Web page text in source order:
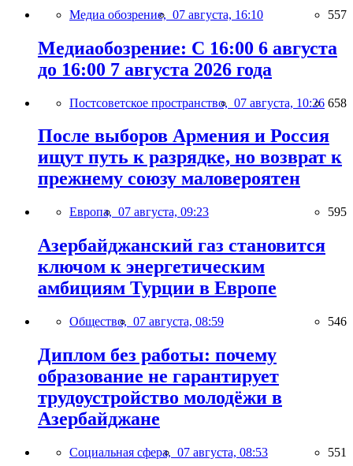
Медиа обозрение, 07 августа, 16:10 557
Медиаобозрение: С 16:00 6 августа
до 16:00 7 августа 2026 года
Постсоветское пространство, 07 августа, 10:26 658
После выборов Армения и Россия
ищут путь к разрядке, но возврат к
прежнему союзу маловероятен
Европа, 07 августа, 09:23 595
Азербайджанский газ становится
ключом к энергетическим
амбициям Турции в Европе
Общество, 07 августа, 08:59 546
Диплом без работы: почему
образование не гарантирует
трудоустройство молодёжи в
Азербайджане
Социальная сфера, 07 августа, 08:53 551